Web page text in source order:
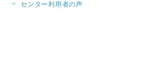
センター利用者の声